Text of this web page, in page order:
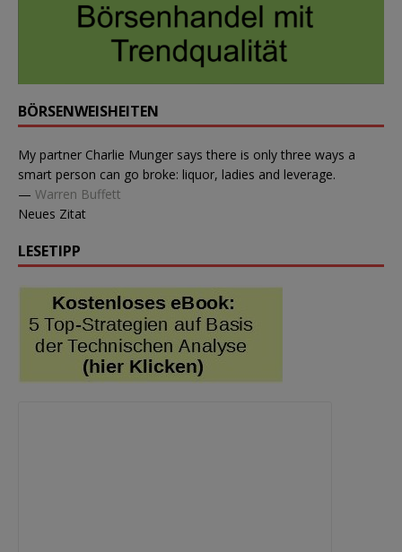
BÖRSENWEISHEITEN
My partner Charlie Munger says there is only three ways a
smart person can go broke: liquor, ladies and leverage.
— Warren Buffett
Neues Zitat
LESETIPP